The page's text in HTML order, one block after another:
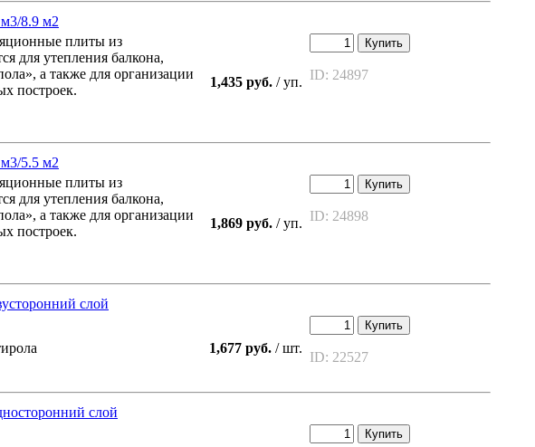
8.9 м2
плиты из
для утепления балкона,
а также для организации
построек.
1,435 руб. / уп.
Купить
ID: 24897
5.5 м2
плиты из
для утепления балкона,
а также для организации
построек.
1,869 руб. / уп.
Купить
ID: 24898
слой
1,677 руб. / шт.
Купить
ID: 22527
слой
Купить